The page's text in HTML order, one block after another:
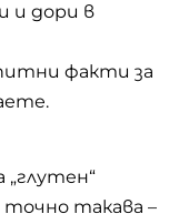
и дори в
факти за
точно такава –